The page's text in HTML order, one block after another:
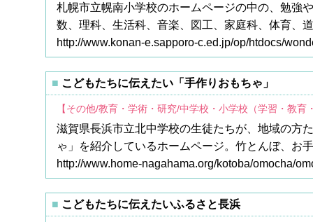
札幌市立幌南小学校のホームページの中の、勉強
数、理科、生活科、音楽、図工、家庭科、体育、
http://www.konan-e.sapporo-c.ed.jp/op/htdocs/
こどもたちに伝えたい「手作りおもちゃ」
【その他/教育・学術・研究/中学校・小学校（学習・教育
滋賀県長浜市立北中学校の生徒たちが、地域の方
ゃ」を紹介しているホームページ。竹とんぼ、お
http://www.home-nagahama.org/kotoba/omocha/
こどもたちに伝えたいふるさと長浜